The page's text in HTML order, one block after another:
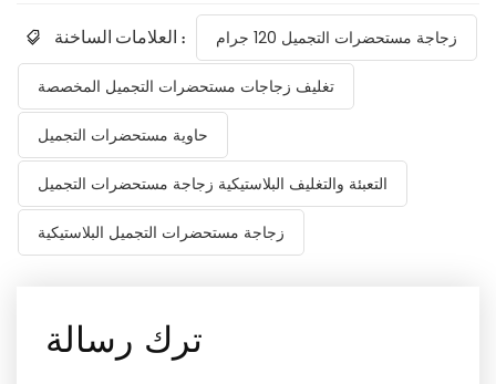
العلامات الساخنة : زجاجة مستحضرات التجميل 120 جرام
تغليف زجاجات مستحضرات التجميل المخصصة
حاوية مستحضرات التجميل
التعبئة والتغليف البلاستيكية زجاجة مستحضرات التجميل
زجاجة مستحضرات التجميل البلاستيكية
ترك رسالة